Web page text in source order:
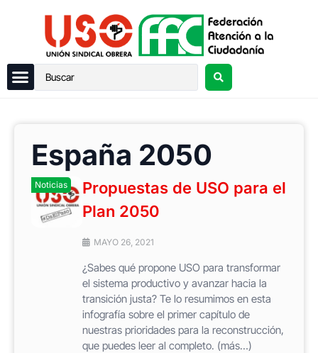
España 2050
Noticias
Propuestas de USO para el
Plan 2050
MAYO 26, 2021
¿Sabes qué propone USO para transformar
el sistema productivo y avanzar hacia la
transición justa? Te lo resumimos en esta
infografía sobre el primer capítulo de
nuestras prioridades para la reconstrucción,
que puedes leer al completo. (más…)